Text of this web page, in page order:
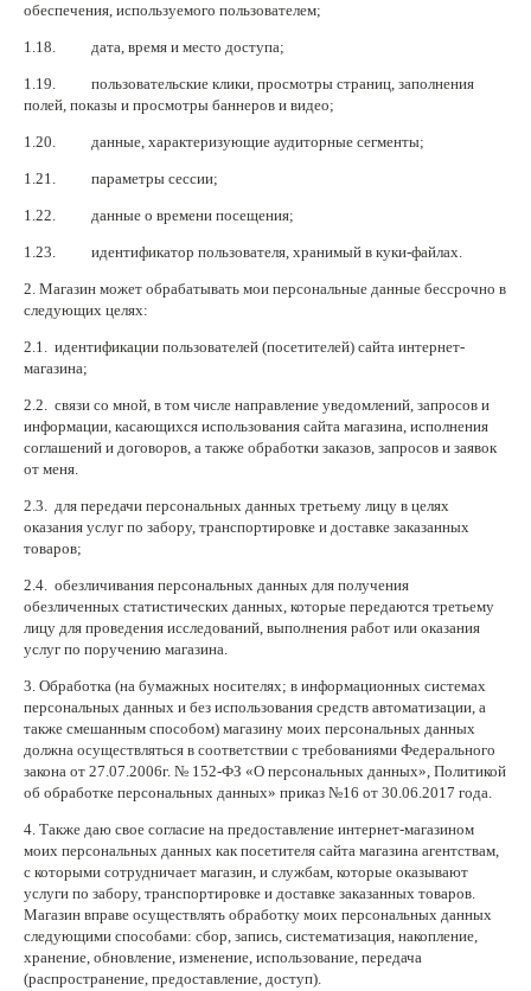
обеспечения, используемого пользователем;
1.18. дата, время и место доступа;
1.19. пользовательские клики, просмотры страниц, заполнения
полей, показы и просмотры баннеров и видео;
1.20. данные, характеризующие аудиторные сегменты;
1.21. параметры сессии;
1.22. данные о времени посещения;
1.23. идентификатор пользователя, хранимый в куки-файлах.
2. Магазин может обрабатывать мои персональные данные бессрочно в
следующих целях:
2.1. идентификации пользователей (посетителей) сайта интернет-
магазина;
2.2. связи со мной, в том числе направление уведомлений, запросов и
информации, касающихся использования сайта магазина, исполнения
соглашений и договоров, а также обработки заказов, запросов и заявок
от меня.
2.3. для передачи персональных данных третьему лицу в целях
оказания услуг по забору, транспортировке и доставке заказанных
товаров;
2.4. обезличивания персональных данных для получения
обезличенных статистических данных, которые передаются третьему
лицу для проведения исследований, выполнения работ или оказания
услуг по поручению магазина.
3. Обработка (на бумажных носителях; в информационных системах
персональных данных и без использования средств автоматизации, а
также смешанным способом) магазину моих персональных данных
должна осуществляться в соответствии с требованиями Федерального
закона от 27.07.2006г. № 152-ФЗ «О персональных данных», Политикой
об обработке персональных данных» приказ №16 от 30.06.2017 года.
4. Также даю свое согласие на предоставление интернет-магазином
моих персональных данных как посетителя сайта магазина агентствам,
с которыми сотрудничает магазин, и службам, которые оказывают
услуги по забору, транспортировке и доставке заказанных товаров.
Магазин вправе осуществлять обработку моих персональных данных
следующими способами: сбор, запись, систематизация, накопление,
хранение, обновление, изменение, использование, передача
(распространение, предоставление, доступ).